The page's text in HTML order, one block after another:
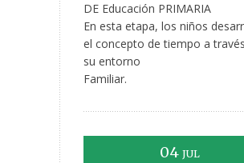
DE Educación PRIMARIA
En esta etapa, los niños
el concepto de tiempo a
su entorno
Familiar.
04 JUL